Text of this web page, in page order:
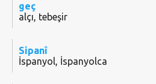
geç
alçı, tebeşir
Sipanî
İspanyol, İspanyolca